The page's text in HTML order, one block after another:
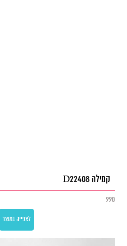
קמילה D22408
990
לצפייה במוצר